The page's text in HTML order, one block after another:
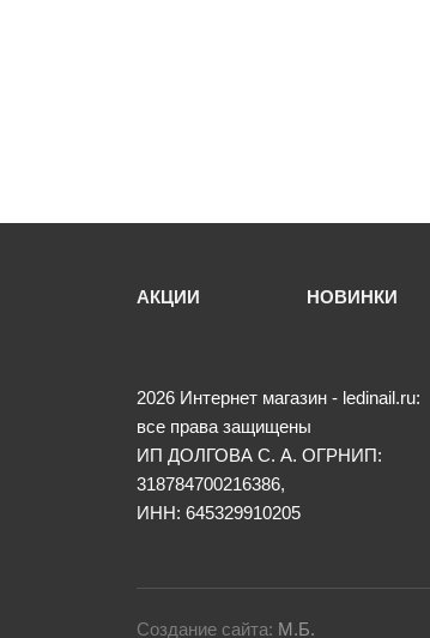
АКЦИИ НОВИНКИ
2026 Интернет магазин - ledinail.ru:
все права защищены
ИП ДОЛГОВА С. А. ОГРНИП:
318784700216386,
ИНН: 645329910205
Создание сайта: М.Б.